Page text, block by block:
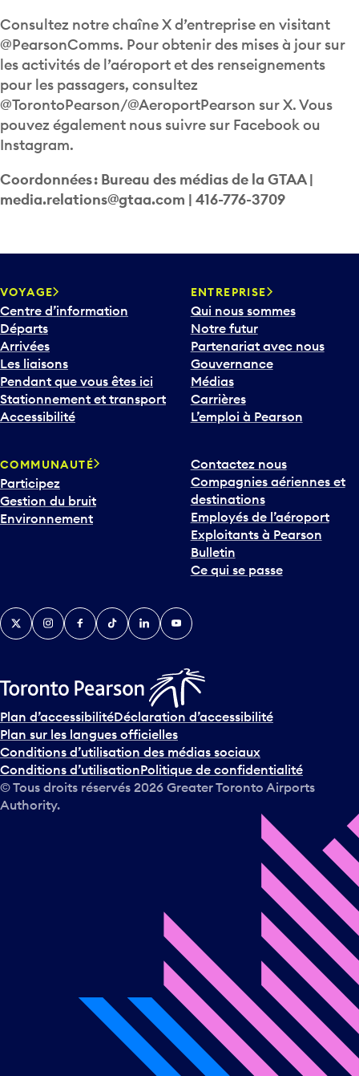
Consultez notre chaîne X d’entreprise en visitant
@PearsonComms. Pour obtenir des mises à jour sur
les activités de l’aéroport et des renseignements
pour les passagers, consultez
@TorontoPearson/@AeroportPearson sur X. Vous
pouvez également nous suivre sur Facebook ou
Instagram.
Coordonnées : Bureau des médias de la GTAA |
media.relations@gtaa.com | 416-776-3709
VOYAGE
Centre d’information
Départs
Arrivées
Les liaisons
Pendant que vous êtes ici
Stationnement et transport
Accessibilité
ENTREPRISE
Qui nous sommes
Notre futur
Partenariat avec nous
Gouvernance
Médias
Carrières
L’emploi à Pearson
COMMUNAUTÉ
Participez
Gestion du bruit
Environnement
Contactez nous
Compagnies aériennes et
destinations
Employés de l’aéroport
Exploitants à Pearson
Bulletin
Ce qui se passe
TwitterInstagramFacebook
TikTokLinkedInYouTube
Plan d’accessibilitéDéclaration d’accessibilité
Plan sur les langues officielles
Conditions d’utilisation des médias sociaux
Conditions d’utilisationPolitique de confidentialité
© Tous droits réservés 2026 Greater Toronto Airports
Authority.